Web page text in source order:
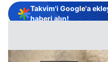
Takvim'i Google'a
haberi alın!